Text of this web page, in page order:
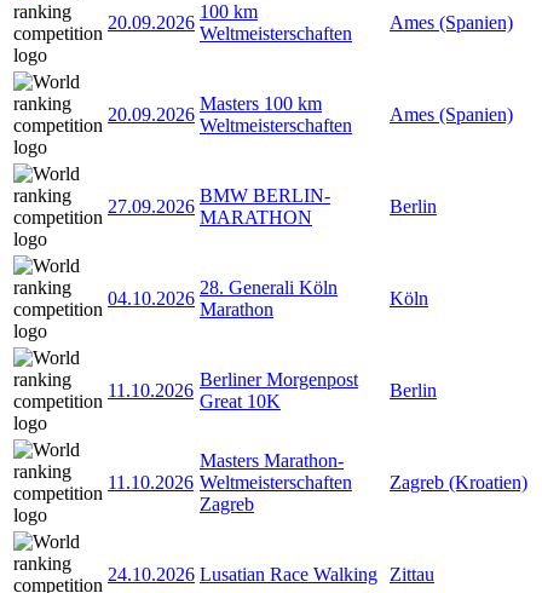
20.09.2026
100 km
Weltmeisterschaften
Ames (Spanien)
20.09.2026
Masters 100 km
Weltmeisterschaften
Ames (Spanien)
27.09.2026
BMW BERLIN-
MARATHON
Berlin
04.10.2026
28. Generali Köln
Marathon
Köln
11.10.2026
Berliner Morgenpost
Great 10K
Berlin
11.10.2026
Masters Marathon-
Weltmeisterschaften
Zagreb
Zagreb (Kroatien)
24.10.2026 Lusatian Race Walking Zittau